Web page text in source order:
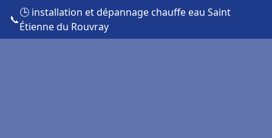
📞
🕒 installation et dépannage chauffe eau Saint
Étienne du Rouvray